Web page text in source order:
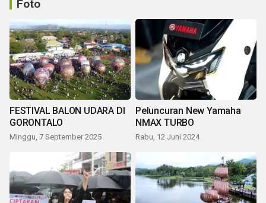
Foto
FESTIVAL BALON UDARA DI
GORONTALO
Minggu, 7 September 2025
Peluncuran New Yamaha
NMAX TURBO
Rabu, 12 Juni 2024